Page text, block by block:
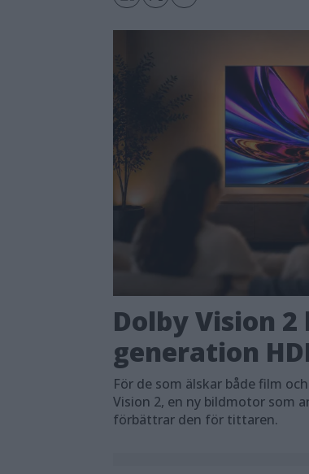
Dolby Vision 2
generation
För de som älskar både film
Vision 2, en ny bildmotor som
förbättrar den för tittaren.